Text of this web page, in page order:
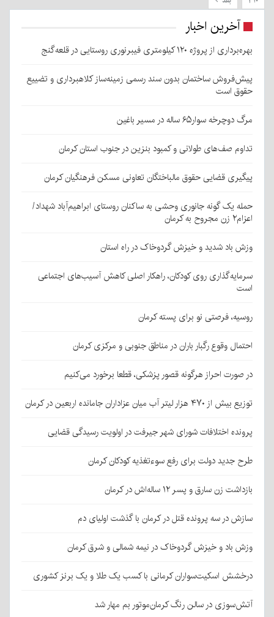
آخرین اخبار
بهره‌برداری از پروژه ۱۲۰ کیلومتری فیبرنوری روستایی در قلعه‌گنج
پیش‌فروش ساختمان بدون سند رسمی زمینه‌ساز کلاهبرداری و تضییع
حقوق است
مرگ دوچرخه سوار۶۵ ساله در مسیر باغین
تداوم صف‌های طولانی و کمبود بنزین در جنوب استان کرمان
پیگیری قضایی حقوق مالباختگان تعاونی مسکن فرهنگیان کرمان
حمله یک گونه جانوری وحشی به ساکنان روستای ابراهیم‌آباد شهداد/
اعزام۲ زن مجروح به کرمان
وزش باد شدید و خیزش گردوخاک در راه استان
سرمایه‌گذاری روی کودکان، راهکار اصلی کاهش آسیب‌های اجتماعی
است
روسیه، فرصتی نو برای پسته کرمان
احتمال وقوع رگبار باران در مناطق جنوبی و مرکزی کرمان
در صورت احراز هرگونه قصور پزشکی، قطعا برخورد می‌کنیم
توزیع بیش از ۴۷۰ هزار لیتر آب میان عزاداران جامانده اربعین در کرمان
پرونده اختلافات شورای شهر جیرفت در اولویت رسیدگی قضایی
طرح جدید دولت برای رفع سوءتغذیه کودکان کرمان
بازداشت زن سارق و پسر ۱۲ ساله‌اش در کرمان
سازش در سه پرونده قتل در کرمان با گذشت اولیای دم
وزش باد و خیزش گردوخاک در نیمه شمالی و شرق کرمان
درخشش اسکیت‌سواران کرمانی با کسب یک طلا و یک برنز کشوری
آتش‌سوزی در سالن رنگ کرمان‌موتور بم مهار شد